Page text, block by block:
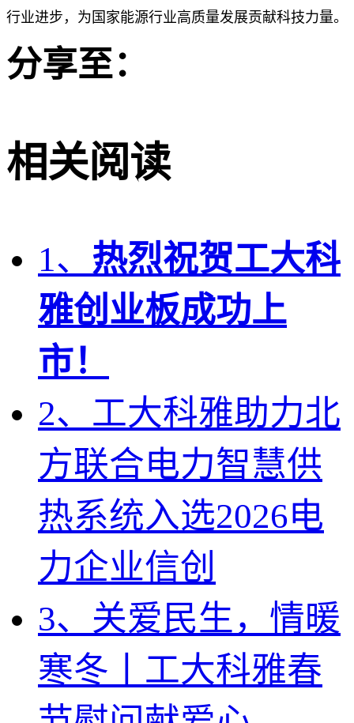
行业进步，为国家能源行业高质量发展贡献科技力量。
分享至：
相关阅读
1、 热烈祝贺工大科
雅创业板成功上
市！
2、工大科雅助力北
方联合电力智慧供
热系统入选2026电
力企业信创
3、关爱民生，情暖
寒冬丨工大科雅春